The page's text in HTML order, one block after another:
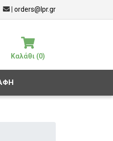
orders@lpr.gr
Καλάθι (0)